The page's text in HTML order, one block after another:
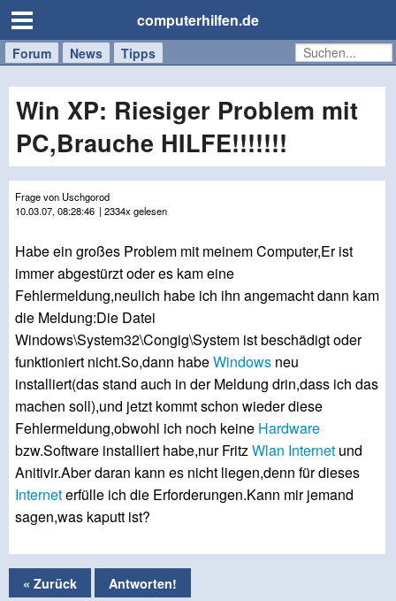
computerhilfen.de
Forum News Tipps
Handy
Tablet
Windows
Mac
Win XP: Riesiger Problem mit
PC,Brauche HILFE!!!!!!!
Frage von Uschgorod
10.03.07, 08:28:46 | 2334x gelesen
Habe ein großes Problem mit meinem Computer,Er ist
immer abgestürzt oder es kam eine
Fehlermeldung,neulich habe ich ihn angemacht dann kam
die Meldung:Die Datei
Windows\System32\Congig\System ist beschädigt oder
funktioniert nicht.So,dann habeWindows neu
installiert(das stand auch in der Meldung drin,dass ich das
machen soll),und jetzt kommt schon wieder diese
Fehlermeldung,obwohl ich noch keine Hardware
bzw.Software installiert habe,nur FritzWlan Internet und
Anitivir.Aber daran kann es nicht liegen,denn für dieses
Interneterfülle ich die Erforderungen.Kann mir jemand
sagen,was kaputt ist?
« Zurück Antworten!